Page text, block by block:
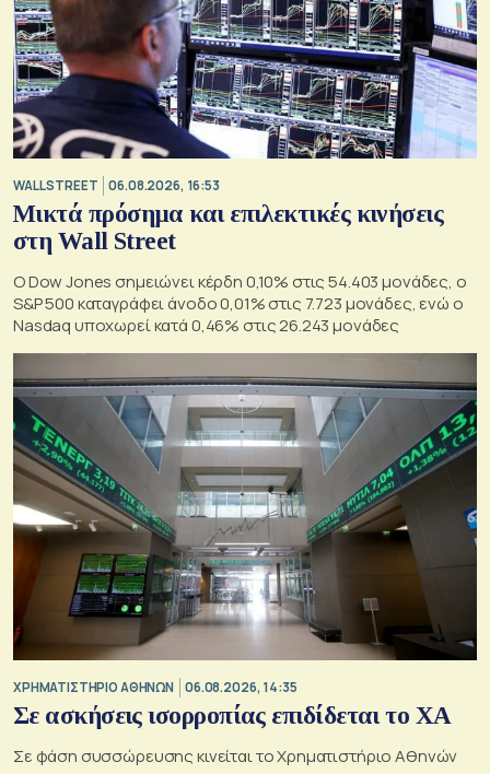
WALL STREET 06.08.2026, 16:53
Μικτά πρόσημα και επιλεκτικές κινήσεις
στη Wall Street
Ο Dow Jones σημειώνει κέρδη 0,10% στις 54.403 μονάδες, ο
S&P 500 καταγράφει άνοδο 0,01% στις 7.723 μονάδες, ενώ ο
Nasdaq υποχωρεί κατά 0,46% στις 26.243 μονάδες
XΡΗΜΑΤΙΣΤΗΡΙΟ ΑΘΗΝΩΝ 06.08.2026, 14:35
Σε ασκήσεις ισορροπίας επιδίδεται το ΧΑ
Σε φάση συσσώρευσης κινείται το Χρηματιστήριο Αθηνών